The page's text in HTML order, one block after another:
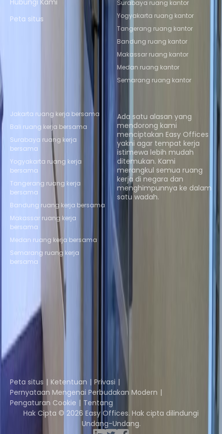
Hubungi Kami
Peta situs
Surabaya ruang kantor
Yogyakarta ruang kantor
Tangerang ruang kantor
Bandung ruang kantor
Makassar ruang kantor
Medan ruang kantor
Semarang ruang kantor
Lokasi Coworking Populer
Jakarta ruang kerja bersama
Bali ruang kerja bersama
Surabaya ruang kerja
bersama
Yogyakarta ruang kerja
bersama
Tangerang ruang kerja
bersama
Bandung ruang kerja bersama
Makassar ruang kerja
bersama
Medan ruang kerja bersama
Semarang ruang kerja
bersama
Ada satu alasan yang
mendorong kami
menciptakan Easy Offices
yakni agar tempat kerja
istimewa lebih mudah
ditemukan. Kami
merangkul semua ruang
kerja di negara dan
menghimpunnya ke dalam
satu wadah.
Coworker
The Instant Group Coworking Insights
Coworkintel Davinci Meeting Rooms
Davinci Virtual
Yta
Peta situs Ketentuan
Privasi
Pernyataan Mengenai Perbudakan Modern
Pengaturan Cookie
Tentang
Hak Cipta © 2026 Easy Offices. Hak cipta dilindungi
Undang-Undang.